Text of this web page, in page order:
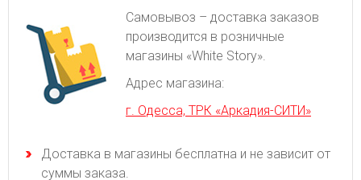
Самовывоз – доставка заказов
производится в розничные
магазины «White Story».
Адрес магазина:
г. Одесса, ТРК «Аркадия-СИТИ»
Доставка в магазины бесплатна и не зависит от
суммы заказа.